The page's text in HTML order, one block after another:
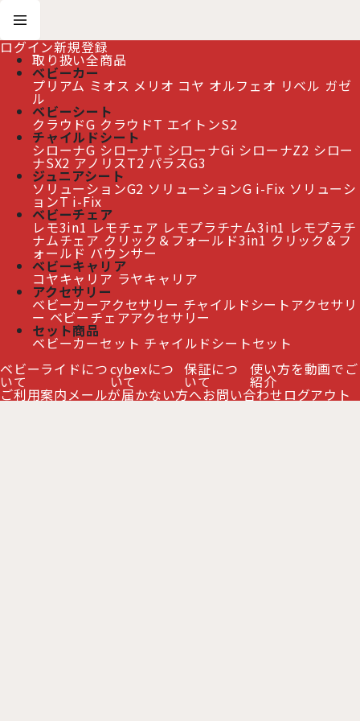
ログイン新規登録
取り扱い全商品
ベビーカー
プリアム ミオス メリオ コヤ オルフェオ リベル ガゼ
ル
ベビーシート
クラウドG クラウドT エイトンS2
チャイルドシート
シローナG シローナT シローナGi シローナZ2 シロー
ナSX2 アノリスT2 パラスG3
ジュニアシート
ソリューションG2 ソリューションG i-Fix ソリューシ
ョンT i-Fix
ベビーチェア
レモ3in1 レモチェア レモプラチナム3in1 レモプラチ
ナムチェア クリック＆フォールド3in1 クリック＆フ
ォールド バウンサー
ベビーキャリア
コヤキャリア ラヤキャリア
アクセサリー
ベビーカーアクセサリー チャイルドシートアクセサリ
ー ベビーチェアアクセサリー
セット商品
ベビーカーセット チャイルドシートセット
ベビーライドにつ
いて
cybexにつ
いて
保証につ
いて
使い方を動画でご
紹介
ご利用案内メールが届かない方へお問い合わせログアウト
> ソリューションT アイフィックス
≫ 熊本地震の影響によるお届け遅延について
ソリューションT アイフィックス
表示順変更
表示数:
並び順 :
絞り込む
閉じる
件
サイベックス ソリューションT アイフィックス ミ
ラージュグレープラス cybex Solution T i-Fix
[CB-SLOT-46418886]
35,000 円(税別)
商品ページへ 商品ページへ 【サイベックス正規販
売店】【正規品3年保証】 サイベックス